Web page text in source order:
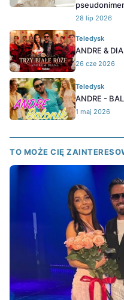
28 lip 2026
Teledysk
ANDRE &
26 cze 2026
Teledysk
ANDRE -
1 maj 2026
TO MOŻE CIĘ